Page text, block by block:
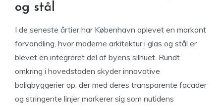
og stål
I de seneste årtier har København oplevet en markant
forvandling, hvor moderne arkitektur i glas og stål er
blevet en integreret del af byens silhuet. Rundt
omkring i hovedstaden skyder innovative
boligbyggerier op, der med deres transparente facader
og stringente linjer markerer sig som nutidens